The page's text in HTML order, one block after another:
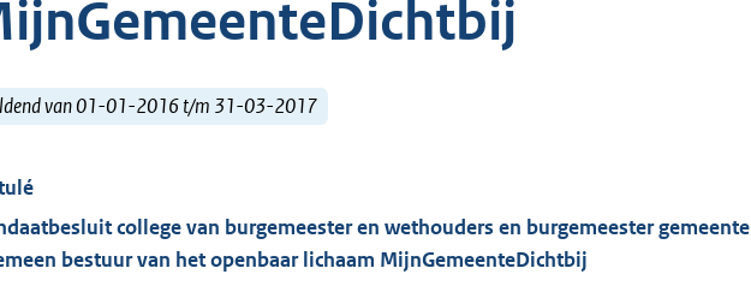
van 01-01-2016 t/m 31-03-2017
college van burgemeester en wethouders en burgemeester gemeente
bestuur van het openbaar lichaam MijnGemeenteDichtbij